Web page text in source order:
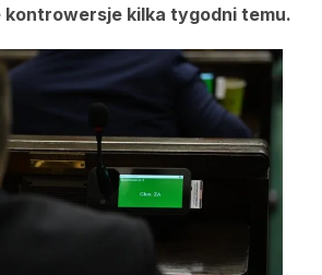
kontrowersje kilka tygodni temu.